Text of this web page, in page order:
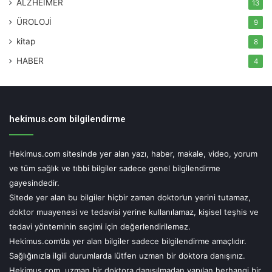
ALZHEİMER 13
ÜROLOJİ 9
kitap 8
HABER 4
hekimus.com bilgilendirme
Hekimus.com sitesinde yer alan yazı, haber, makale, video, yorum
ve tüm sağlık ve tıbbi bilgiler sadece genel bilgilendirme
gayesindedir.
Sitede yer alan bu bilgiler hiçbir zaman doktor’un yerini tutamaz,
doktor muayenesi ve tedavisi yerine kullanılamaz, kişisel teşhis ve
tedavi yönteminin seçimi için değerlendirilemez.
Hekimus.com’da yer alan bilgiler sadece bilgilendirme amaçlıdır.
Sağlığınızla ilgili durumlarda lütfen uzman bir doktora danışınız.